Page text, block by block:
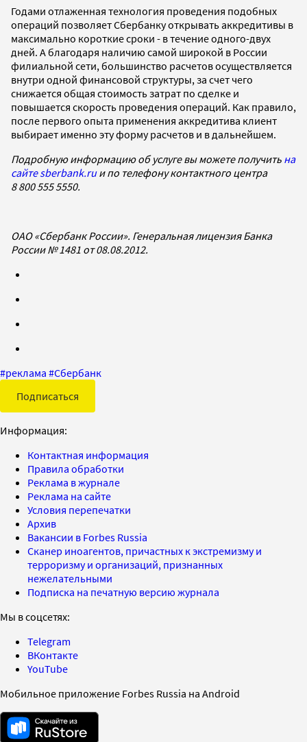
Годами отлаженная технология проведения подобных
операций позволяет Сбербанку открывать аккредитивы в
максимально короткие сроки - в течение одного-двух
дней. А благодаря наличию самой широкой в России
филиальной сети, большинство расчетов осуществляется
внутри одной финансовой структуры, за счет чего
снижается общая стоимость затрат по сделке и
повышается скорость проведения операций. Как правило,
после первого опыта применения аккредитива клиент
выбирает именно эту форму расчетов и в дальнейшем.
Подробную информацию об услуге вы можете получить на
сайте sberbank.ru и по телефону контактного центра
8 800 555 5550.
ОАО «Сбербанк России». Генеральная лицензия Банка
России № 1481 от 08.08.2012.
#реклама #Сбербанк
Подписаться
Информация:
Контактная информация
Правила обработки
Реклама в журнале
Реклама на сайте
Условия перепечатки
Архив
Вакансии в Forbes Russia
Сканер иноагентов, причастных к экстремизму и
терроризму и организаций, признанных
нежелательными
Подписка на печатную версию журнала
Мы в соцсетях:
Telegram
ВКонтакте
YouTube
Мобильное приложение Forbes Russia на Android